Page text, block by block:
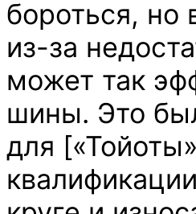
бороться, но
из-за
может так
шины. Это
для